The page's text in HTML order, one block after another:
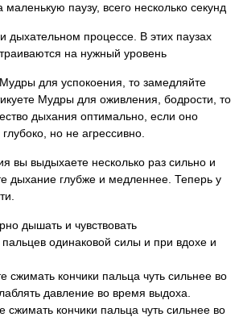
паузу, всего несколько секунд
дыхательном процессе. В этих паузах
на нужный уровень
для успокоения, то замедляйте
Мудры для оживления, бодрости, то
дыхания оптимально, если оно
но не агрессивно.
вы выдыхаете несколько раз сильно и
дыхание глубже и медленнее. Теперь у
дышать и чувствовать
одинаковой силы и при вдохе и
сжимать кончики пальца чуть сильнее во
давление во время выдоха.
сжимать кончики пальца чуть сильнее во